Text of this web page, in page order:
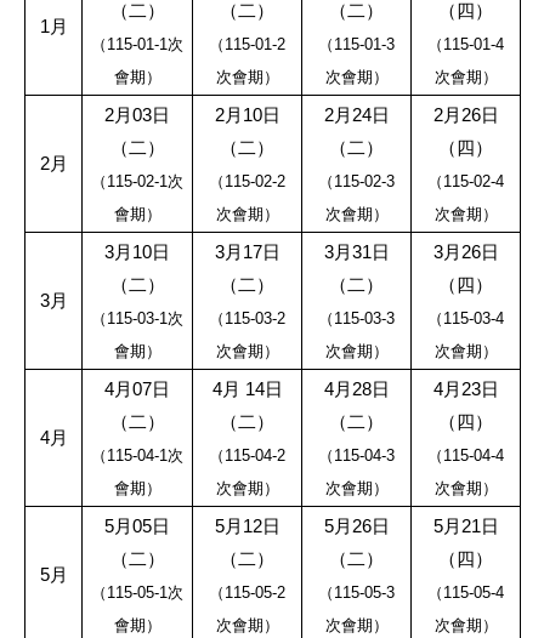
1 月
（二）
（ 115-01-1次
會期）
（二）
（ 115-01-2
次會期）
（二）
（ 115-01-3
次會期）
（四）
（ 115-01-4
次會期）
2月
2月03日
（二）
（ 115-02-1次
會期）
2月 10日
（二）
（ 115-02-2
次會期）
2月 24日
（二）
（ 115-02-3
次會期）
2月 26日
（四）
（ 115-02-4
次會期）
3月
3月 10日
（二）
（ 115-03-1次
會期）
3月 17日
（二）
（ 115-03-2
次會期）
3月31日
（二）
（ 115-03-3
次會期）
3月 26日
（四）
（ 115-03-4
次會期）
4月
4月07日
（二）
（ 115-04-1次
會期）
4月 14日
（二）
（ 115-04-2
次會期）
4月 28日
（二）
（ 115-04-3
次會期）
4月 23日
（四）
（ 115-04-4
次會期）
5月
5月05日
（二）
（ 115-05-1次
會期）
5月 12日
（二）
（ 115-05-2
次會期）
5月 26日
（二）
（ 115-05-3
次會期）
5月 21日
（四）
（ 115-05-4
次會期）